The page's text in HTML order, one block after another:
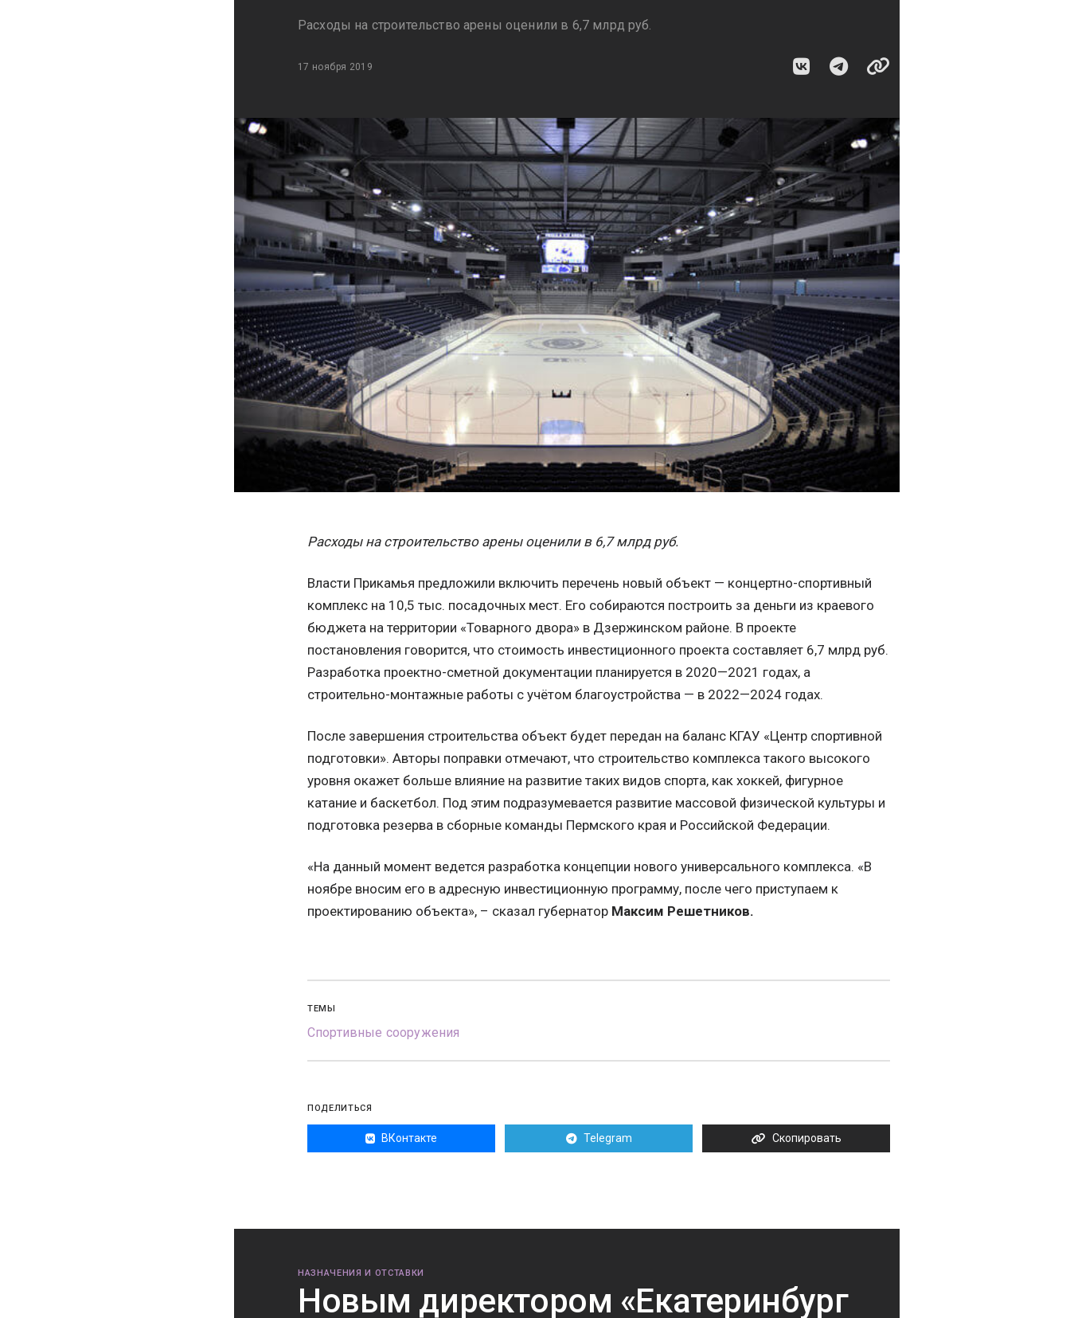
Расходы на строительство арены оценили в 6,7 млрд руб.
17 ноября 2019
Расходы на строительство арены оценили в 6,7 млрд руб.
Власти Прикамья предложили включить перечень новый объект — концертно-спортивный
комплекс на 10,5 тыс. посадочных мест. Его собираются построить за деньги из краевого
бюджета на территории «Товарного двора» в Дзержинском районе. В проекте
постановления говорится, что стоимость инвестиционного проекта составляет 6,7 млрд руб.
Разработка проектно-сметной документации планируется в 2020—2021 годах, а
строительно-монтажные работы с учётом благоустройства — в 2022—2024 годах.
После завершения строительства объект будет передан на баланс КГАУ «Центр спортивной
подготовки». Авторы поправки отмечают, что строительство комплекса такого высокого
уровня окажет больше влияние на развитие таких видов спорта, как хоккей, фигурное
катание и баскетбол. Под этим подразумевается развитие массовой физической культуры и
подготовка резерва в сборные команды Пермского края и Российской Федерации.
«На данный момент ведется разработка концепции нового универсального комплекса. «В
ноябре вносим его в адресную инвестиционную программу, после чего приступаем к
проектированию объекта», – сказал губернатор Максим Решетников.
ТЕМЫ
Спортивные сооружения
ПОДЕЛИТЬСЯ
ВКонтакте Telegram Скопировать
НАЗНАЧЕНИЯ И ОТСТАВКИ
Новым директором «Екатеринбург